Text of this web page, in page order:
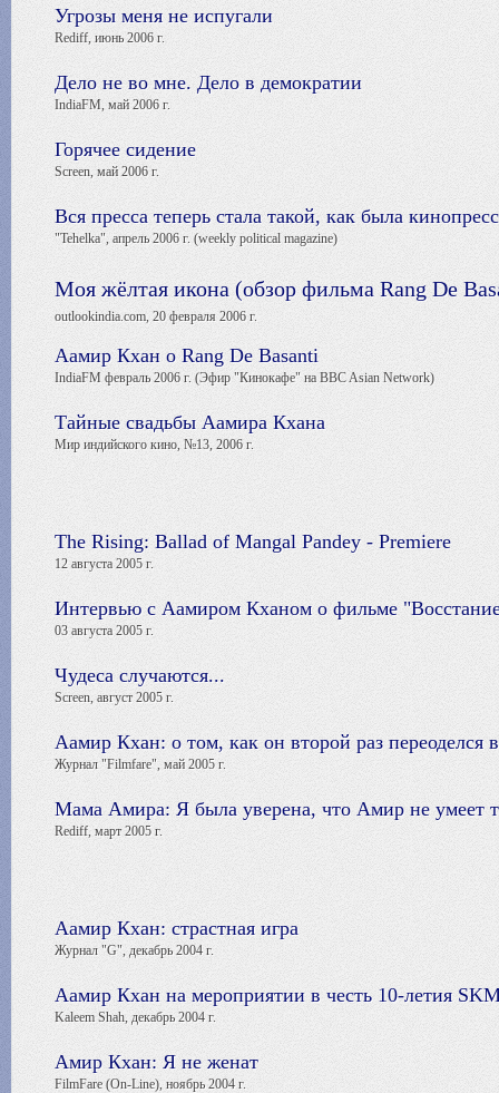
Угрозы меня не испугали
Rediff, июнь 2006 г.
Дело не во мне. Дело в демократии
IndiaFM, май 2006 г.
Горячее сидение
Screen, май 2006 г.
Вся пресса теперь стала такой, как была
"Tehelka", апрель 2006 г. (weekly political magazine)
Моя жёлтая икона (обзор фильма Rang De
outlookindia.com, 20 февраля 2006 г.
Аамир Кхан о Rang De Basanti
IndiaFM февраль 2006 г. (Эфир "Кинокафе" на BBC Asian Network)
Тайные свадьбы Аамира Кхана
Мир индийского кино, №13, 2006 г.
The Rising: Ballad of Mangal Pandey - Premiere
12 августа 2005 г.
Интервью с Аамиром Кханом о фильме
03 августа 2005 г.
Чудеса случаются...
Screen, август 2005 г.
Аамир Кхан: о том, как он второй раз переоделся
Журнал "Filmfare", май 2005 г.
Мама Амира: Я была уверена, что Амир не умеет
Rediff, март 2005 г.
Аамир Кхан: страстная игра
Журнал "G", декабрь 2004 г.
Аамир Кхан на мероприятии в честь 10-летия
Kaleem Shah, декабрь 2004 г.
Амир Кхан: Я не женат
FilmFare (On-Line), ноябрь 2004 г.